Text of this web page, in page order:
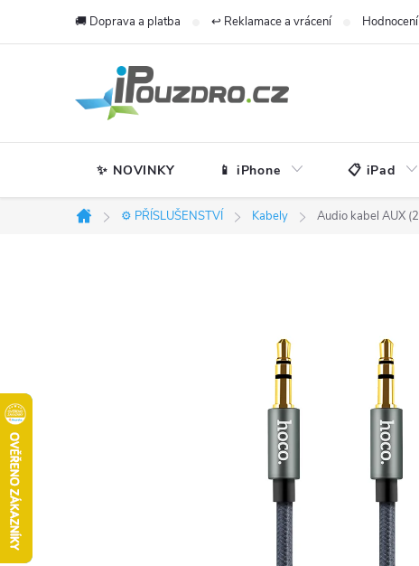
🚚 Doprava a platba ↩️ Reklamace a vrácení Hodnocení
✨ NOVINKY 📱 iPhone 📋 iPad
Domů
⚙️ PŘÍSLUŠENSTVÍ Kabely Audio kabel AUX